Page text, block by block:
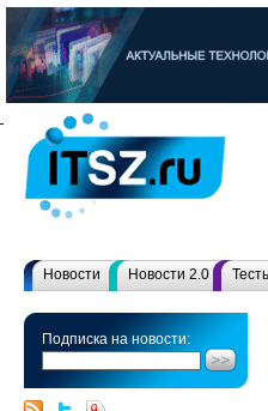
Новости Новости 2.0
Подписка на новости: